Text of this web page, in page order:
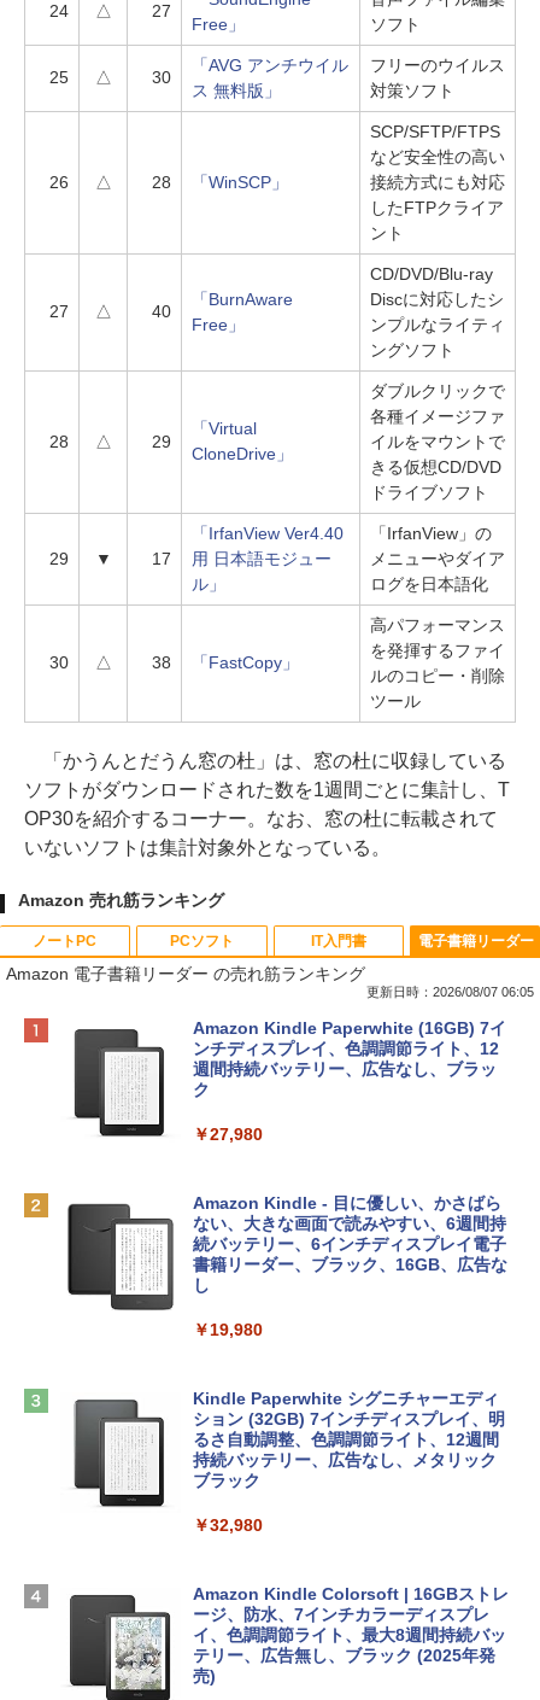
24 △ 27
Free」
ソフト
25 △ 30
「AVG アンチウイル
ス 無料版」
フリーのウイルス
対策ソフト
26 △ 28 「WinSCP」
SCP/SFTP/FTPS
など安全性の高い
接続方式にも対応
したFTPクライア
ント
27 △ 40
「BurnAware
Free」
CD/DVD/Blu-ray
Discに対応したシ
ンプルなライティ
ングソフト
28 △ 29
「Virtual
CloneDrive」
ダブルクリックで
各種イメージファ
イルをマウントで
きる仮想CD/DVD
ドライブソフト
29 ▼ 17
「IrfanView Ver4.40
用 日本語モジュー
ル」
「IrfanView」の
メニューやダイア
ログを日本語化
30 △ 38 「FastCopy」
高パフォーマンス
を発揮するファイ
ルのコピー・削除
ツール
「かうんとだうん窓の杜」は、窓の杜に収録している
ソフトがダウンロードされた数を1週間ごとに集計し、T
OP30を紹介するコーナー。なお、窓の杜に転載されて
いないソフトは集計対象外となっている。
Amazon 売れ筋ランキング
ノートPC
Apple 2026 MacBook Neo A18 Proチッ
プ搭載13インチノートブック：AIとAppl
e Intelligence、Liquid Retinaディスプ
レイ、8GBメモリ、512GB SSD、1080p
ィゴ + 3年延長 AppleCare+ for 13インチ
￥162,598
tomtoc 360°保護 15.6 16インチ パソコ
ンケース Dell NEC Lavie ASUS HP dyna
Apple 2026 MacBook Air M5チップ搭載
13インチノートブック：AIとApple Intell
igence、13.6インチLiquid Retinaディ
スプレイ、24GBユニファイドメモリ、1
ラ、Touch ID - ミッドナイト + 3年延長
￥347,600
【Amazon.co.jp限定】 HP ノートパソコ
PCソフト
Robloxギフトカード - 800 Robux 【限
定バーチャルアイテムを含む】 【オンラ
インゲームコード】 ロブロックス | オン
ラインコード版
￥1,300
Microsoft Office Home & Business 202
4(最新 永続版)|オンラインコード版|Wind
ows11、10/mac対応|PC2台
￥39,582
インゲームコード】 ロブロックス | オン
ラインコード版
￥3,200
Robloxギフトカード - 1000 Robux 【限
ラインコード版
￥1,600
IT入門書
生成AIパスポート公式テキスト 第４版
￥1,766
出す プロンプトの言葉 AI画像生成シリー
ズ (はぴーイラストLabo)
￥480
ClaudeCode いちばんやさしい 教科書:
にもKindle出版にも！ 非エンジニアのた
めのAIコーディング入門シリーズ
￥99
1冊ですべて身につくHTML & CSSとWe
￥2,326
FM TOWNS ハイパー・カタログ: 本体ハ
電子書籍リーダー
Amazon 電子書籍リーダー の売れ筋ランキング
更新日時：2026/08/07 06:05
Amazon Kindle Paperwhite (16GB) 7イ
ンチディスプレイ、色調調節ライト、12
週間持続バッテリー、広告なし、ブラッ
ク
￥27,980
Amazon Kindle - 目に優しい、かさばら
ない、大きな画面で読みやすい、6週間持
続バッテリー、6インチディスプレイ電子
書籍リーダー、ブラック、16GB、広告な
し
￥19,980
Kindle Paperwhite シグニチャーエディ
ション (32GB) 7インチディスプレイ、明
るさ自動調整、色調調節ライト、12週間
持続バッテリー、広告なし、メタリック
ブラック
￥32,980
Amazon Kindle Colorsoft | 16GBストレ
ージ、防水、7インチカラーディスプレ
イ、色調調節ライト、最大8週間持続バッ
テリー、広告無し、ブラック (2025年発
売)